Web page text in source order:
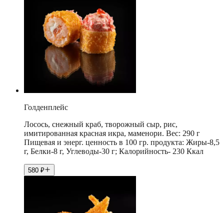
Голденплейс
Лосось, снежный краб, творожный сыр, рис,
имитированная красная икра, маменори. Вес: 290 г
Пищевая и энерг. ценность в 100 гр. продукта: Жиры-8,5
г, Белки-8 г, Углеводы-30 г; Калорийность- 230 Ккал
580 ₽